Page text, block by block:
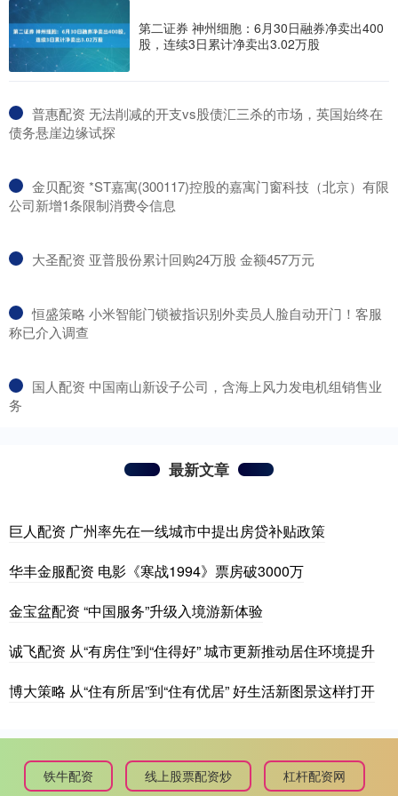
第二证券 神州细胞：6月30日融券净卖出400
股，连续3日累计净卖出3.02万股
​普惠配资 无法削减的开支vs股债汇三杀的市场，英国始终在
债务悬崖边缘试探
​金贝配资 *ST嘉寓(300117)控股的嘉寓门窗科技（北京）有限
公司新增1条限制消费令信息
​大圣配资 亚普股份累计回购24万股 金额457万元
​恒盛策略 小米智能门锁被指识别外卖员人脸自动开门！客服
称已介入调查
​国人配资 中国南山新设子公司，含海上风力发电机组销售业
务
最新文章
巨人配资 广州率先在一线城市中提出房贷补贴政策
华丰金服配资 电影《寒战1994》票房破3000万
金宝盆配资 “中国服务”升级入境游新体验
诚飞配资 从“有房住”到“住得好” 城市更新推动居住环境提升
博大策略 从“住有所居”到“住有优居” 好生活新图景这样打开
铁牛配资 线上股票配资炒 杠杆配资网